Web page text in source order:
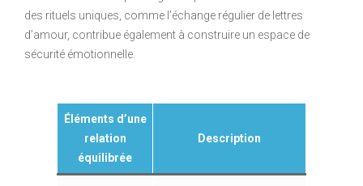
des rituels uniques, comme l’échange régulier de lettres
d’amour, contribue également à construire un espace de
sécurité émotionnelle.
Éléments d’une
relation
équilibrée
Description